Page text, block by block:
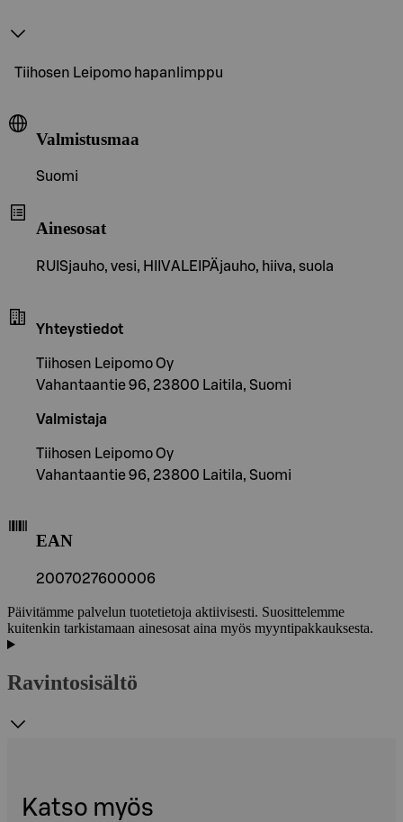
Tiihosen Leipomo hapanlimppu
Valmistusmaa
Suomi
Ainesosat
RUISjauho, vesi, HIIVALEIPÄjauho, hiiva, suola
Yhteystiedot
Tiihosen Leipomo Oy
Vahantaantie 96, 23800 Laitila, Suomi
Valmistaja
Tiihosen Leipomo Oy
Vahantaantie 96, 23800 Laitila, Suomi
EAN
2007027600006
Päivitämme palvelun tuotetietoja aktiivisesti. Suosittelemme
kuitenkin tarkistamaan ainesosat aina myös myyntipakkauksesta.
Ravintosisältö
Katso myös